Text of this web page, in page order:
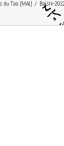
du Tao [MAJ] / Baishi-